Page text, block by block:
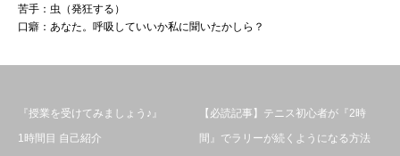
苦手：虫（発狂する）
口癖：あなた。呼吸していいか私に聞いたかしら？
『授業を受けてみましょう♪』
1時間目 自己紹介
【必読記事】テニス初心者が『2時
間』でラリーが続くようになる方法